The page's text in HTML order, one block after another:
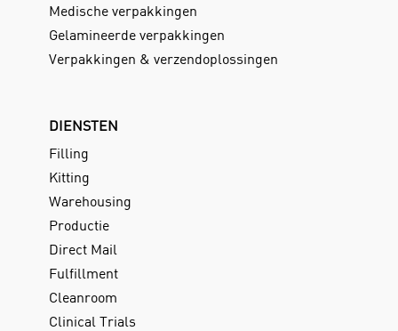
Medische verpakkingen
Gelamineerde verpakkingen
Verpakkingen & verzendoplossingen
DIENSTEN
Filling
Kitting
Warehousing
Productie
Direct Mail
Fulfillment
Cleanroom
Clinical Trials